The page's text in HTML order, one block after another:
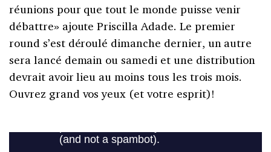
réunions pour que tout le monde puisse venir
débattre» ajoute Priscilla Adade. Le premier
round s’est déroulé dimanche dernier, un autre
sera lancé demain ou samedi et une distribution
devrait avoir lieu au moins tous les trois mois.
Ouvrez grand vos yeux (et votre esprit)!